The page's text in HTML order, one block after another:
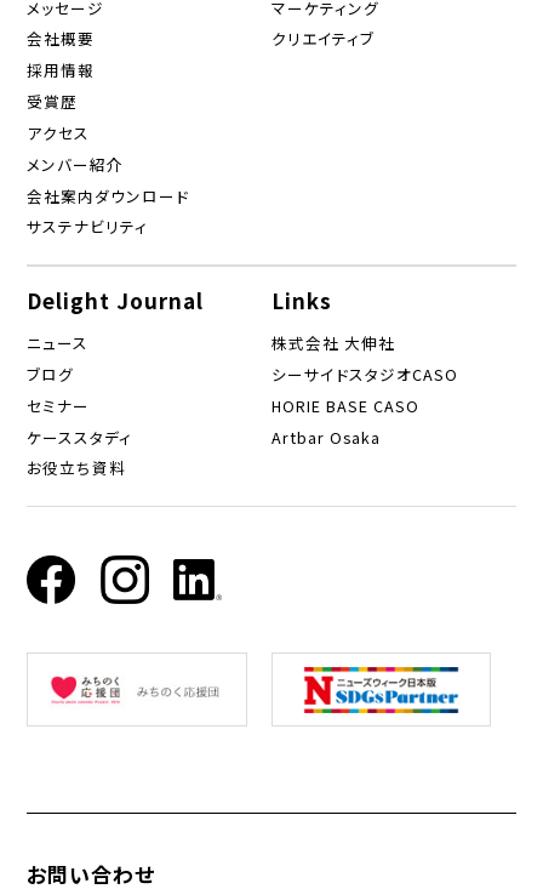
メッセージ
会社概要
採用情報
受賞歴
アクセス
メンバー紹介
会社案内ダウンロード
サステナビリティ
マーケティング
クリエイティブ
Delight Journal
ニュース
ブログ
セミナー
ケーススタディ
お役立ち資料
Links
株式会社 大伸社
シーサイドスタジオCASO
HORIE BASE CASO
Artbar Osaka
お問い合わせ